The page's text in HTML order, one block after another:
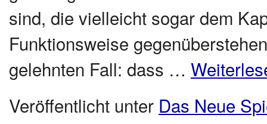
sind, die vielleicht sogar dem
Funktionsweise
gelehnten Fall: dass …
Veröffentlicht unter Das Neue